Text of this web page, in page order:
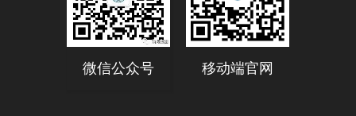
微信公众号 移动端官网